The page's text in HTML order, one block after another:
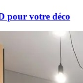
pour votre déco